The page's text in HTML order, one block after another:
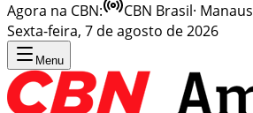
Agora na CBN:
CBN Brasil· Manaus
Sexta-feira, 7 de agosto de 2026
Menu